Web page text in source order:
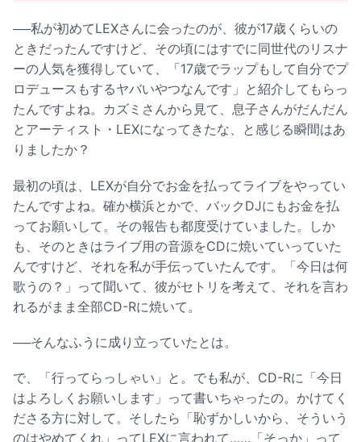
──私が初めてLEXさんに会ったのが、彼が17歳くらいの
ときだったんですけど、その頃にはすでに同世代のリスナ
ーの人気を獲得していて、「17歳でラップもして自分でプ
ロデュースもするヤバいやつなんです」と紹介してもらっ
たんですよね。カズミさんから見て、息子さんがだんだん
とアーティスト・LEXになってきたな、と感じる瞬間はあ
りましたか？
最初の頃は、LEXが自分でお金を払ってライブをやってい
たんですよね。確か横浜とかで、バックDJにもお金を払
ってお願いして。その報告も都度受けていました。しか
も、そのときはライブ用の音源をCDに焼いていっていた
んですけど、それを私が手伝っていたんです。「今日は何
歌うの？」って聞いて、彼がセトリを考えて、それを言わ
れるがまま全部CD-Rに焼いて。
──そんなふうに成り立っていたとは。
で、「行ってらっしゃい」と。でも私が、CD-Rに「今日
はよろしくお願いします」って書いちゃったの。かけてく
ださる方に対して。そしたら「恥ずかしいから、そういう
のはやめてくれ」ってLEXに言われて……「そっか」って